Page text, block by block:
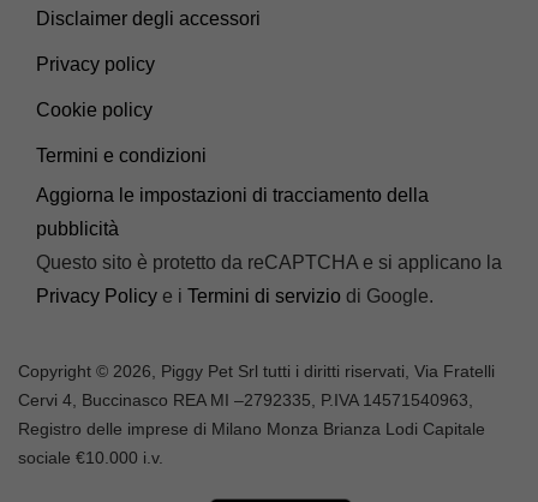
Disclaimer degli accessori
Privacy policy
Cookie policy
Termini e condizioni
Aggiorna le impostazioni di tracciamento della
pubblicità
Questo sito è protetto da reCAPTCHA e si applicano la
Privacy Policy e i Termini di servizio di Google.
Copyright © 2026, Piggy Pet Srl tutti i diritti riservati, Via Fratelli
Cervi 4, Buccinasco REA MI –2792335 , P.IVA 14571540963,
Registro delle imprese di Milano Monza Brianza Lodi Capitale
sociale €10.000 i.v.